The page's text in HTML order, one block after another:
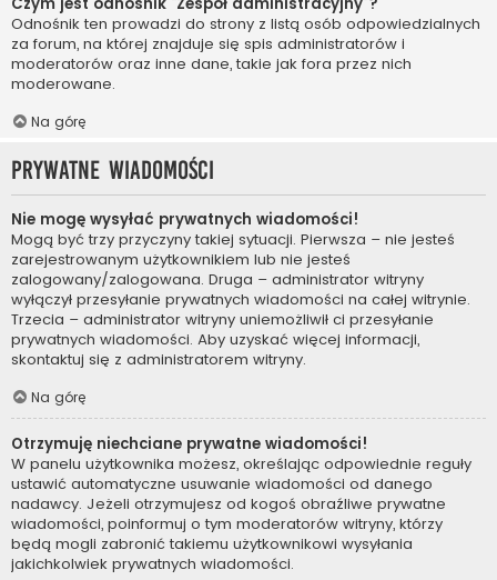
Odnośnik ten prowadzi do strony z listą osób odpowiedzialnych
za forum, na której znajduje się spis administratorów i
moderatorów oraz inne dane, takie jak fora przez nich
moderowane.
Na górę
Prywatne wiadomości
Nie mogę wysyłać prywatnych wiadomości!
Mogą być trzy przyczyny takiej sytuacji. Pierwsza – nie jesteś
zarejestrowanym użytkownikiem lub nie jesteś
zalogowany/zalogowana. Druga – administrator witryny
wyłączył przesyłanie prywatnych wiadomości na całej witrynie.
Trzecia – administrator witryny uniemożliwił ci przesyłanie
prywatnych wiadomości. Aby uzyskać więcej informacji,
skontaktuj się z administratorem witryny.
Na górę
Otrzymuję niechciane prywatne wiadomości!
W panelu użytkownika możesz, określając odpowiednie reguły
ustawić automatyczne usuwanie wiadomości od danego
nadawcy. Jeżeli otrzymujesz od kogoś obraźliwe prywatne
wiadomości, poinformuj o tym moderatorów witryny, którzy
będą mogli zabronić takiemu użytkownikowi wysyłania
jakichkolwiek prywatnych wiadomości.